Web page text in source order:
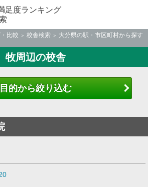
足度ランキング
比較 校舎検索
大分県の駅・市区町村から探す
牧周辺の校舎
目的から絞り込む